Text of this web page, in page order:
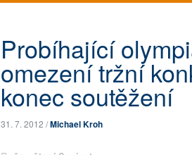
Probíhající
omezení tržní
konec soutěžení
31. 7. 2012 /Michael Kroh